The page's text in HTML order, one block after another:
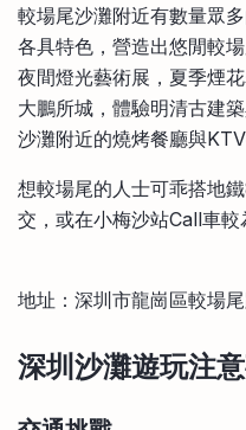
較場尾沙灘附近有數量眾
各具特色，營造出悠閒較
夜間燈光藝術展，夏季煙
大鵬所城，體驗明清古建
沙灘附近的燒烤餐廳與
想較場尾的人士可乖搭地
交，或在小梅沙站Call車較
地址：深圳市龍崗區較場
深圳沙灘遊玩注